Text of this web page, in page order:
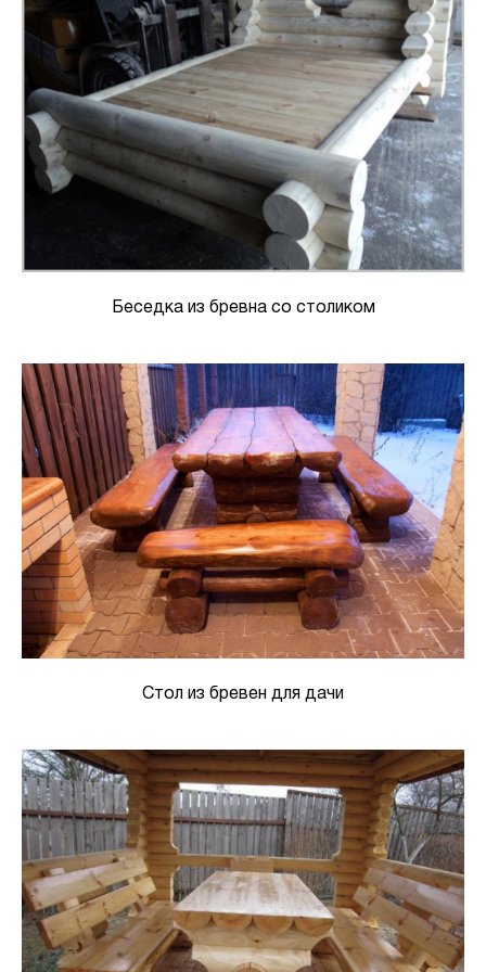
Беседка из бревна со столиком
Стол из бревен для дачи